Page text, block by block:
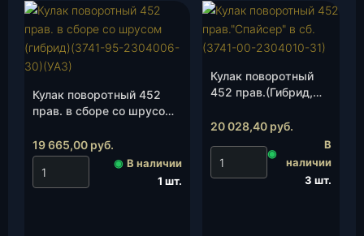
Кулак поворотный 452
прав. в сборе со шрусом
2304006-30)(УАЗ), шт.
19 665,00 руб.
◉ В наличии
1 шт.
Кулак поворотный
452 прав.(Гибрид,
2304010-31), шт.
20 028,40 руб.
◉
В
наличии
3 шт.